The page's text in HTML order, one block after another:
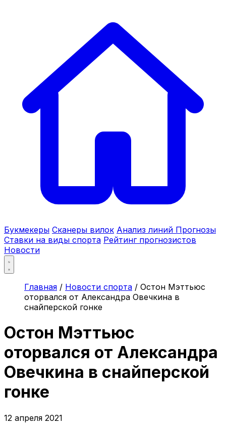
Букмекеры Сканеры вилок Анализ линий Прогнозы
Ставки на виды спорта Рейтинг прогнозистов
Новости
Главная / Новости спорта / Остон Мэттьюс
оторвался от Александра Овечкина в
снайперской гонке
Остон Мэттьюс
оторвался от Александра
Овечкина в снайперской
гонке
12 апреля 2021